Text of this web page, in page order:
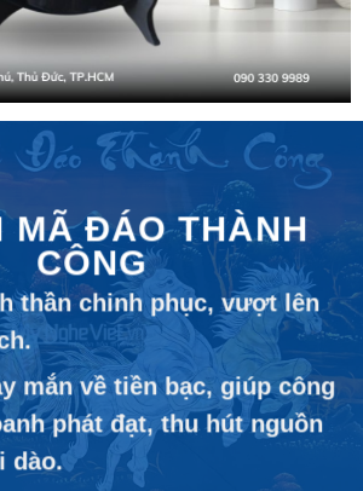
MÃ ĐÁO THÀNH
CÔNG
thần chinh phục, vượt lên
mắn về tiền bạc, giúp công
phát đạt, thu hút nguồn
dào.